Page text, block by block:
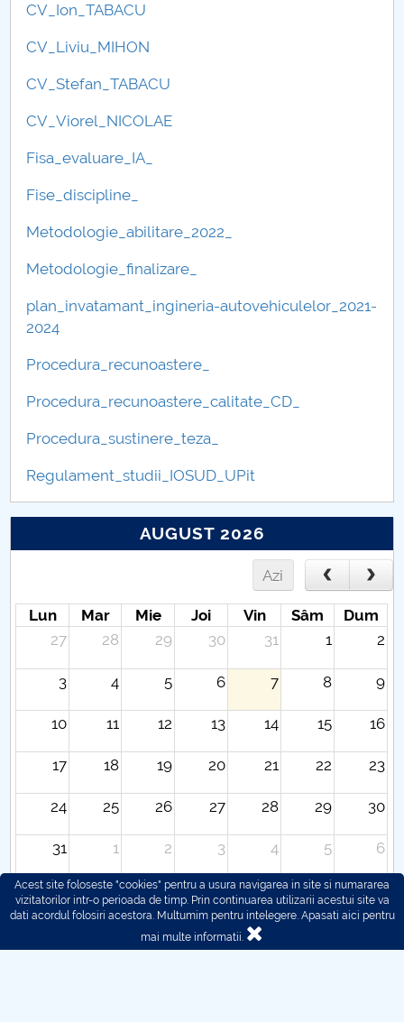
CV_Ion_TABACU
CV_Liviu_MIHON
CV_Stefan_TABACU
CV_Viorel_NICOLAE
Fisa_evaluare_IA_
Fise_discipline_
Metodologie_abilitare_2022_
Metodologie_finalizare_
plan_invatamant_ingineria-autovehiculelor_2021-
2024
Procedura_recunoastere_
Procedura_recunoastere_calitate_CD_
Procedura_sustinere_teza_
Regulament_studii_IOSUD_UPit
AUGUST 2026
Azi
Lun Mar Mie Joi Vin Sâm
Dum
27
28 29 30 31 1 2
3 4 5 6 7 8 9
10 11 12 13 14 15 16
17 18 19 20 21 22 23
24 25 26 27 28 29 30
31 1 2 3 4 5 6
Acest site foloseste "cookies" pentru a usura navigarea in site si numararea
vizitatorilor intr-o perioada de timp. Prin continuarea utilizarii acestui site va
dati acordul folosiri acestora. Multumim pentru intelegere. Apasati aici pentru
mai multe informatii.